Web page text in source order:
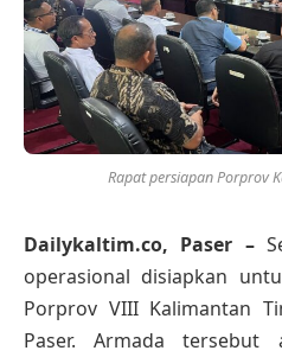
Rapat persiapan Porprov
Dailykaltim.co, Paser –
operasional disiapkan
Porprov VIII Kalimantan
Paser. Armada tersebut